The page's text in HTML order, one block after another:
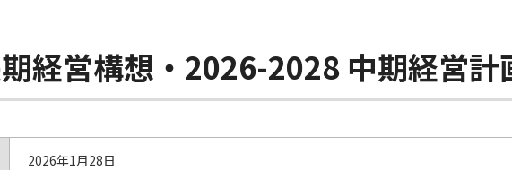
経営構想・2026-2028 中期経営計
2026年1月28日